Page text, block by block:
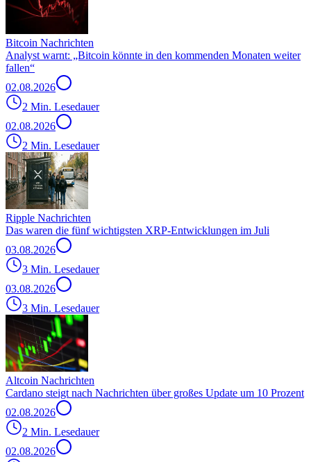
Bitcoin Nachrichten
Analyst warnt: „Bitcoin könnte in den kommenden Monaten weiter
fallen“
02.08.2026
2 Min. Lesedauer
02.08.2026
2 Min. Lesedauer
Ripple Nachrichten
Das waren die fünf wichtigsten XRP-Entwicklungen im Juli
03.08.2026
3 Min. Lesedauer
03.08.2026
3 Min. Lesedauer
Altcoin Nachrichten
Cardano steigt nach Nachrichten über großes Update um 10 Prozent
02.08.2026
2 Min. Lesedauer
02.08.2026